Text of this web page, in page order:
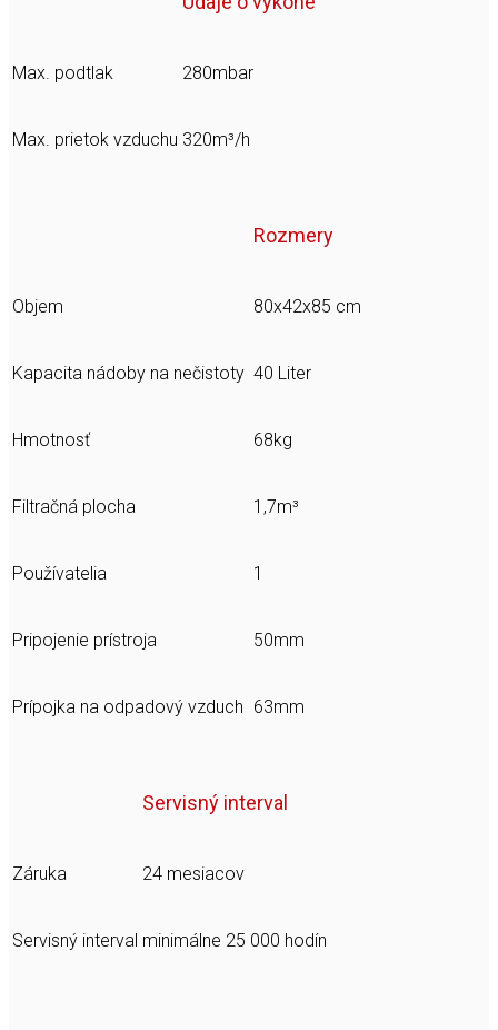
Max. podtlak 280mbar
Max. prietok vzduchu 320m³/h
Rozmery
Objem 80x42x85 cm
Kapacita nádoby na nečistoty 40 Liter
Hmotnosť 68kg
Filtračná plocha 1,7m³
Používatelia 1
Pripojenie prístroja 50mm
Prípojka na odpadový vzduch 63mm
Servisný interval
Záruka 24 mesiacov
Servisný interval minimálne 25 000 hodín